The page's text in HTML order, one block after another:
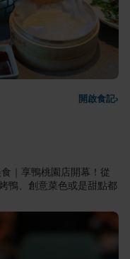
開啟食記›
｜享鴨桃園店開幕！從
鴨、創意菜色或是甜點都